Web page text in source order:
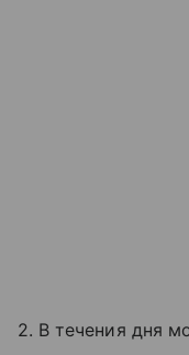
2. В течения дня